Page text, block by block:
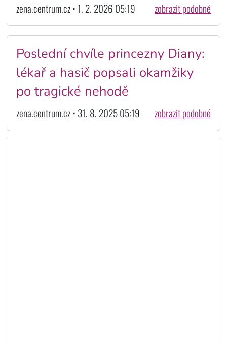
zena.centrum.cz • 1. 2. 2026 05:19 zobrazit podobné
Poslední chvíle princezny Diany:
lékař a hasič popsali okamžiky
po tragické nehodě
zena.centrum.cz • 31. 8. 2025 05:19 zobrazit podobné